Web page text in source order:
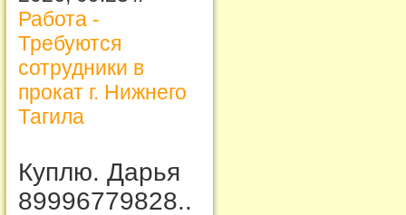
Работа -
Требуются
сотрудники в
прокат г. Нижнего
Тагила
Куплю. Дарья
89996779828..